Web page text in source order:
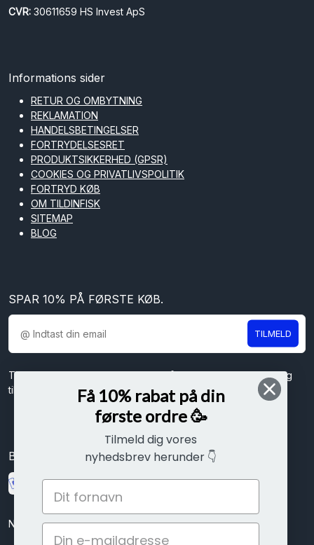
CVR: 30611659 HS Invest ApS
Informations sider
RETUR OG OMBYTNING
REKLAMATION
HANDELSBETINGELSER
FORTRYDELSESRET
PRODUKTSIKKERHED (GPSR)
COOKIES OG PRIVATLIVSPOLITIK
FORTRYD KØB
OM TILDINFISK
SITEMAP
BLOG
SPAR 10% PÅ FØRSTE KØB.
TILMELD
Tilmeld dig vores nyhedsbrev og få spændende nyheder og
tilbud direkte i din indbakke.
Betal sikkert med
Nem betaling med kort, mobilepay eller ViaBill delbetalinger
Få 10% rabat på din
første ordre 🥳
Tilmeld dig vores
nyhedsbrev herunder 👇